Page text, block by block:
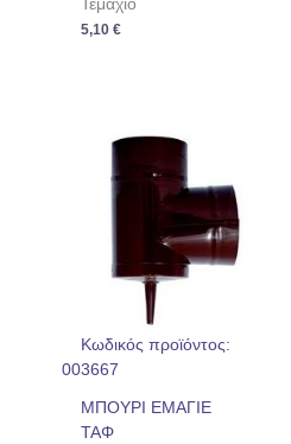
Τεμάχιο
5,10 €
Κωδικός προϊόντος:
003667
ΜΠΟΥΡΙ ΕΜΑΓΙΕ
ΤΑΦ